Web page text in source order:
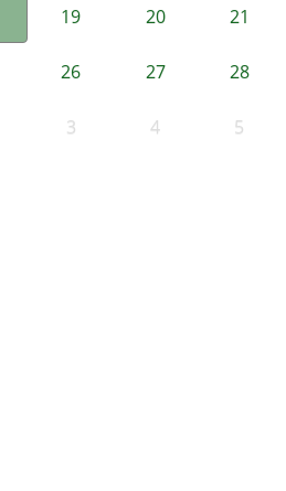
19 20 21
26 27 28
3 4 5